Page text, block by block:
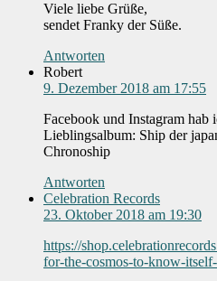
Viele liebe Grüße,
sendet Franky der Süße.
Antworten
Robert
9. Dezember 2018 am 17:55
Facebook und Instagram hab
Lieblingsalbum: Ship der
Chronoship
Antworten
Celebration Records
23. Oktober 2018 am 19:30
https://
for-the-cosmos-to-know-